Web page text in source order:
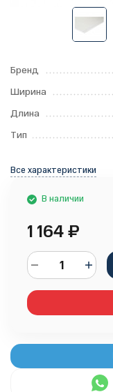
Бренд
Ширина
Длина
Тип
Все характеристики
В наличии
1 164₽